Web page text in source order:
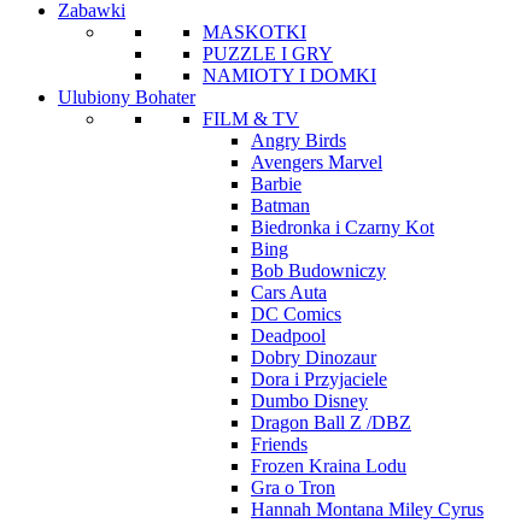
Zabawki
MASKOTKI
PUZZLE I GRY
NAMIOTY I DOMKI
Ulubiony Bohater
FILM & TV
Angry Birds
Avengers Marvel
Barbie
Batman
Biedronka i Czarny Kot
Bing
Bob Budowniczy
Cars Auta
DC Comics
Deadpool
Dobry Dinozaur
Dora i Przyjaciele
Dumbo Disney
Dragon Ball Z /DBZ
Friends
Frozen Kraina Lodu
Gra o Tron
Hannah Montana Miley Cyrus